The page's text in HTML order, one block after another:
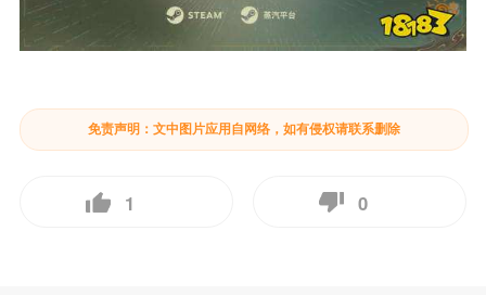
免责声明：文中图片应用自网络，如有侵权请联系删除
1 0